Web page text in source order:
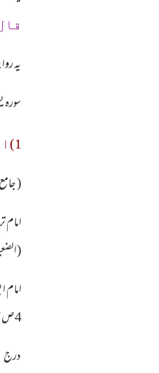
یہ
1)ان لكل شئي قلبا قلب القرآن يس ومن قرا يس كتب الله له بقراتها قراءة القرآن عشر مرات"
( جامع ترمذی ح2887 من حدیث
(الضعیفۃ
4ص 167) میں مقاتل بن حبان ( صدوق) ہے ۔واللہ اعلم
درج